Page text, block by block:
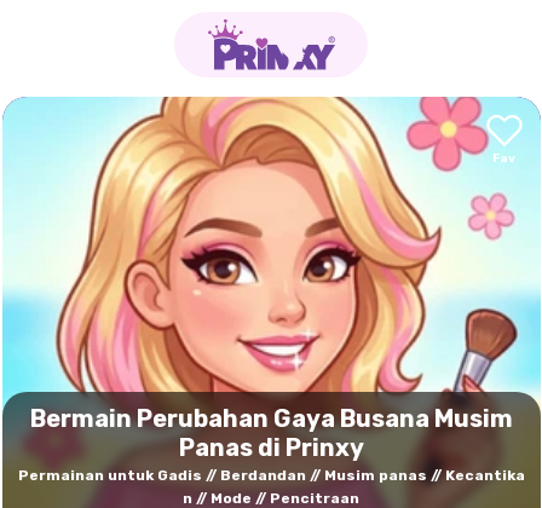
Bermain Perubahan Gaya Busana Musim
Panas di Prinxy
Permainan untuk Gadis Berdandan Musim panas
Kecantika
n
Mode Pencitraan